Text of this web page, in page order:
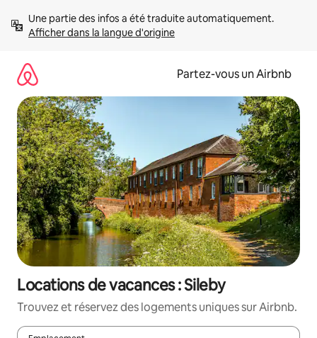
directement
Afficher dans la langue d'origine
Partez-vous un Airbnb
Locations de vacances : Sileby
Trouvez et réservez des logements uniques sur Airbnb.